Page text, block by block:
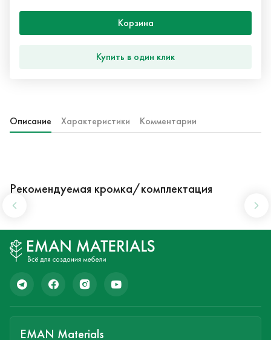
Корзина
Купить в один клик
Описание Характеристики Комментарии
Рекомендуемая кромка/комплектация
EMAN Materials